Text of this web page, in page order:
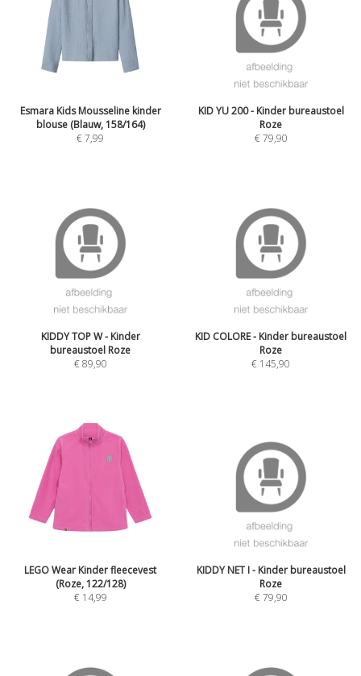
Esmara Kids Mousseline kinder
blouse (Blauw, 158/164)
€7,99
KID YU 200 - Kinder bureaustoel
Roze
€79,90
KIDDY TOP W - Kinder
bureaustoel Roze
€89,90
KID COLORE - Kinder bureaustoel
Roze
€ 145,90
LEGO Wear Kinder fleecevest
(Roze, 122/128)
€ 14,99
KIDDY NET I - Kinder bureaustoel
Roze
€79,90